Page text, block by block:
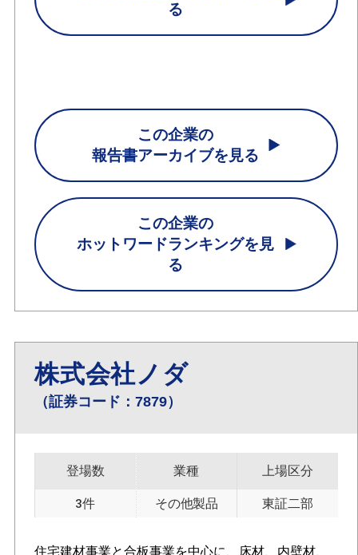
る
この企業の
報告書アーカイブを見る
この企業の
ホットワードランキングを見
る
株式会社ノダ
（証券コード：7879）
登場数
3件
業種
その他製品
上場区分
東証二部
住宅建材事業と合板事業を中心に、床材、内壁材、